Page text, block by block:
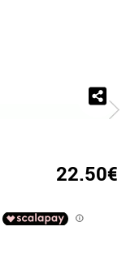
Costume
22.50€